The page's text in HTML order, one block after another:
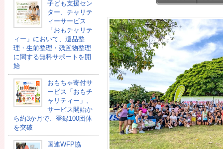
子ども支援セン
ター、チャリテ
ィーサービス
「おもチャリテ
ィー」において、遺品整
理・生前整理・残置物整理
に関する無料サポートを開
始
おもちゃ寄付サ
ービス「おもチ
ャリティー」、
サービス開始か
ら約3か月で、登録100団体
を突破
国連WFP協